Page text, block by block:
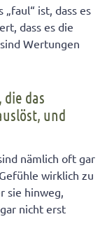
„faul“ ist, dass es
dass es die
Wertungen
die das
und
nämlich oft gar
wirklich zu
sie hinweg,
nicht erst